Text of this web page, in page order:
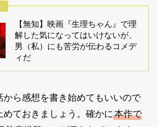
【無知】映画『生理ちゃん』で理
解した気になってはいけないが、
男（私）にも苦労が伝わるコメデ
ィだ
ら感想を書き始めてもいいので
めておきましょう。確かに本作で